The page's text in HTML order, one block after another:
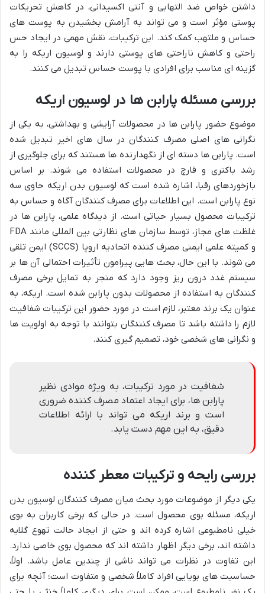
داشتن خواص ضد التهابی و آنتی اکسیدانی، در کاهش تحریکات
پوستی مؤثر است و می تواند به آرامش بخشیدن به پوست های
حساس و ملتهب کمک کند. این ترکیبات، نقش مهمی در ایجاد حس
راحتی و کاهش ناراحتی های پوستی دارند و لوسیون اریکه را به
گزینه ای مناسب برای افرادی با پوست حساس تبدیل می کنند.
بررسی مسئله پارابن ها در لوسیون اریکه
موضوع حضور پارابن ها در محصولات آرایشی و بهداشتی، به یکی از
نگرانی های اصلی مصرف کنندگان در سال های اخیر تبدیل شده
است. پارابن ها دسته ای از نگهدارنده ها هستند که برای جلوگیری از
رشد باکتری و قارچ در محصولات استفاده می شوند. بر اساس
بازخوردهای رقبا، اشاره شده است که لوسیون بدن اریکه حاوی سه
نوع پارابن است. این اطلاعات برای مصرف کنندگان آگاه و حساس به
ترکیبات محصول بسیار حیاتی است. از دیدگاه علمی، پارابن ها در
غلظت های مجاز، توسط سازمان های نظارتی بین المللی مانند FDA
و کمیته علمی ایمنی مصرف کننده اتحادیه اروپا (SCCS) ایمن تلقی
می شوند. با این حال، بحث هایی پیرامون تأثیرات احتمالی آن ها بر
سیستم غدد درون ریز وجود دارد که منجر به تمایل برخی مصرف
کنندگان به استفاده از محصولات بدون پارابن شده است. اریکه، به
عنوان یک برند معتبر، لازم است در مورد حضور این ترکیبات شفافیت
لازم را داشته باشد تا مصرف کنندگان بتوانند با توجه به اولویت ها
و نگرانی های شخصی خود، تصمیم گیری کنند.
شفافیت در مورد ترکیبات، به ویژه موادی نظیر
پارابن ها، برای ایجاد اعتماد مصرف کننده ضروری
است و برند اریکه می تواند با ارائه اطلاعات
دقیق، به این مهم دست یابد.
بررسی رایحه و ترکیبات معطر کننده
یکی دیگر از موضوعات مورد بحث میان مصرف کنندگان لوسیون بدن
اریکه، مسئله بوی محصول است. در حالی که برخی کاربران به بوی
خیلی نامطبوعی اشاره کرده اند و حتی از ایجاد حالت تهوع گلایه
داشته اند، برخی دیگر اظهار داشته اند که محصول بوی خاصی ندارد.
این تفاوت در نظرات می تواند ناشی از چندین عامل باشد. اولاً،
حساسیت های بویایی افراد کاملاً شخصی و متفاوت است؛ آنچه برای